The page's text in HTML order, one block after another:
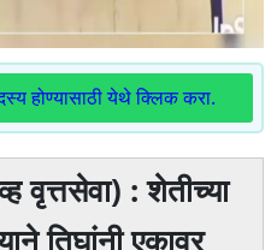
होण्यासाठी येथे क्लिक करा.
वृत्तसेवा) : शेतीच्या
तिघांनी एकावर